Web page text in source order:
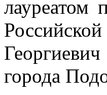
лауреатом
города